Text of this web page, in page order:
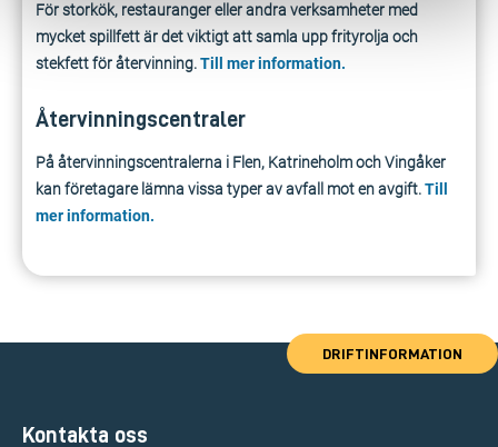
För storkök, restauranger eller andra verksamheter med
mycket spillfett är det viktigt att samla upp frityrolja och
stekfett för återvinning.Till mer information.
Återvinningscentraler
På återvinningscentralerna i Flen, Katrineholm och Vingåker
kan företagare lämna vissa typer av avfall mot en avgift.Till
mer information.
DRIFTINFORMATION
Kontakta oss